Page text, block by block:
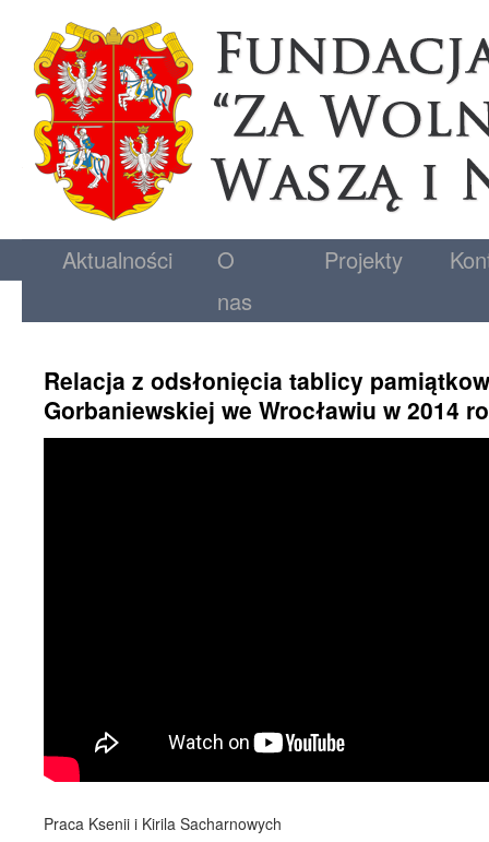
Aktualności
O
nas
Projekty
Relacja z odsłonięcia tablicy
Gorbaniewskiej we Wrocławiu w 2014
Praca Ksenii i Kirila Sacharnowych